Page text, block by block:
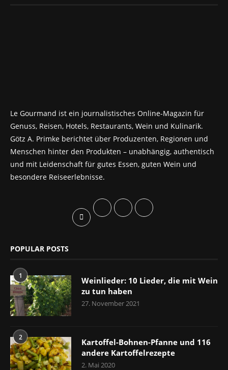
Le Gourmand ist ein journalistisches Online-Magazin für
Genuss, Reisen, Hotels, Restaurants, Wein und Kulinarik.
Götz A. Primke berichtet über Produzenten, Regionen und
Menschen hinter den Produkten – unabhängig, authentisch
und mit Leidenschaft für gutes Essen, guten Wein und
besondere Reiseerlebnisse.
POPULAR POSTS
1
Weinlieder: 10 Lieder, die mit Wein
zu tun haben
27. November 2021
2
Kartoffel-Bohnen-Pfanne und 116
andere Kartoffelrezepte
2. Mai 2020